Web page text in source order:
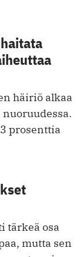
häiriö alkaa
prosenttia
tärkeä osa
mutta sen